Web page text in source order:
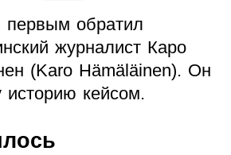
первым обратил
журналист Каро
(Karo Hämäläinen). Он
историю кейсом.